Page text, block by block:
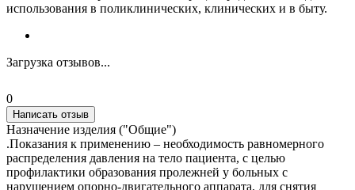
использования в поликлинических, клинических и в быту.
Загрузка отзывов...
0
Написать отзыв
Назначение изделия ("Общие")
.Показания к применению – необходимость равномерного
распределения давления на тело пациента, с целью
профилактики образования пролежней у больных с
нарушением опорно-двигательного аппарата, для снятия